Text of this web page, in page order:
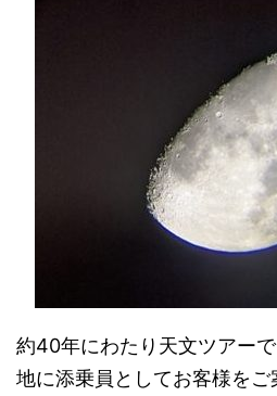
約40年にわたり天文ツアー
地に添乗員としてお客様を